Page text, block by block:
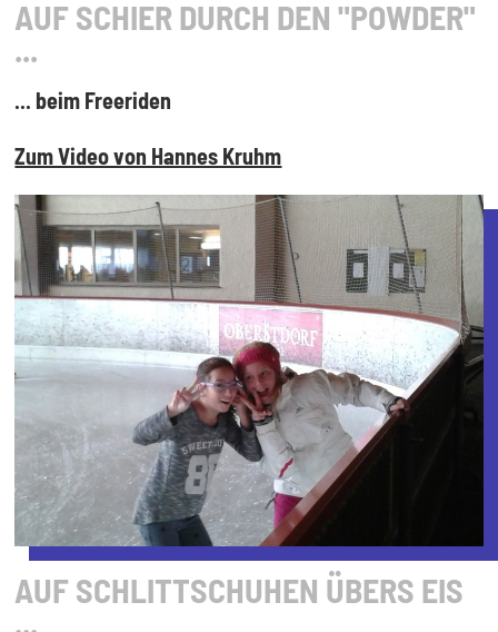
AUF SCHIER DURCH DEN "POWDER"
...
... beim Freeriden
Zum Video von Hannes Kruhm
AUF SCHLITTSCHUHEN ÜBERS EIS
...